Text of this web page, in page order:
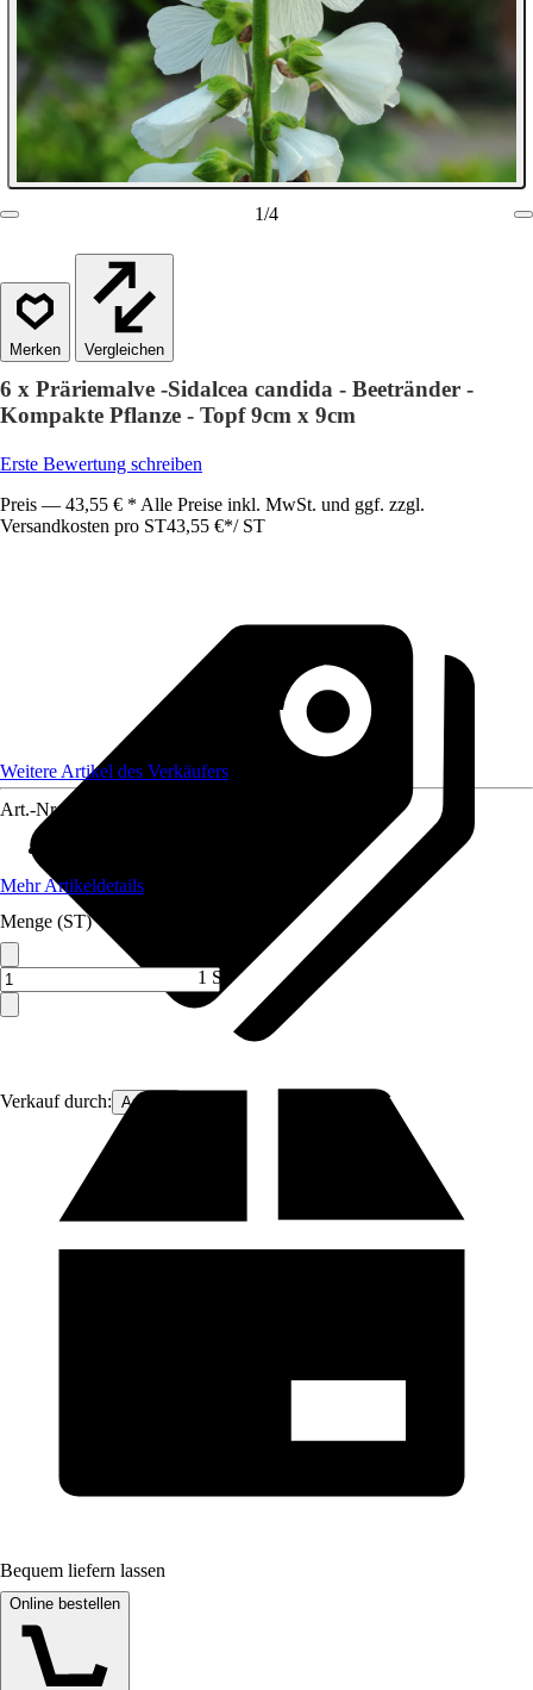
1/4
Vergleichen
6 x Präriemalve -Sidalcea candida - Beetränder -
Kompakte Pflanze - Topf 9cm x 9cm
Erste Bewertung schreiben
Preis — 43,55 € * Alle Preise inkl. MwSt. und ggf. zzgl.
Versandkosten pro ST43,55 €*/ ST
Verkauf durch: Arborix
Weitere Artikel des Verkäufers
Art.-Nr.
Mehr Artikeldetails
Menge (ST)
1 ST
Bequem liefern lassen
Online bestellen